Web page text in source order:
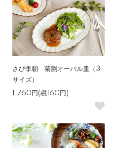
さび李朝 菊割オーバル皿（3
サイズ）
1,760円(税160円)